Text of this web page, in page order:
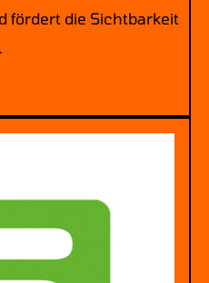
fördert die Sichtbarkeit